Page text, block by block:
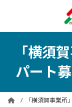
ン
プ
ー
動
「横須
パート
「横須賀事業所